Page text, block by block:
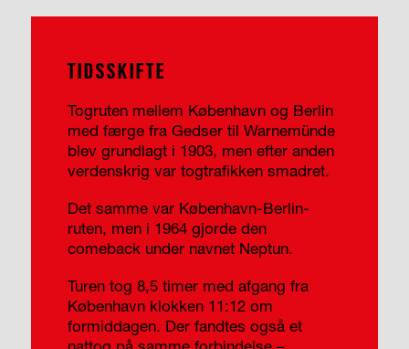
TIDSSKIFTE
Togruten mellem København og Berlin
med færge fra Gedser til Warnemünde
blev grundlagt i 1903, men efter anden
verdenskrig var tog­trafikken smadret.
Det samme var København-Berlin-
ruten, men i 1964 gjorde den
comeback under navnet Neptun.
Turen tog 8,5 timer med afgang fra
København klokken 11:12 om
formiddagen. Der fandtes også et